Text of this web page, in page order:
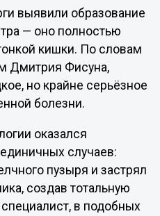
выявили образование
— оно полностью
кишки. По словам
Дмитрия Фисуна,
но крайне серьёзное
болезни.
оказался
случаев:
пузыря и застрял
создав тотальную
в подобных